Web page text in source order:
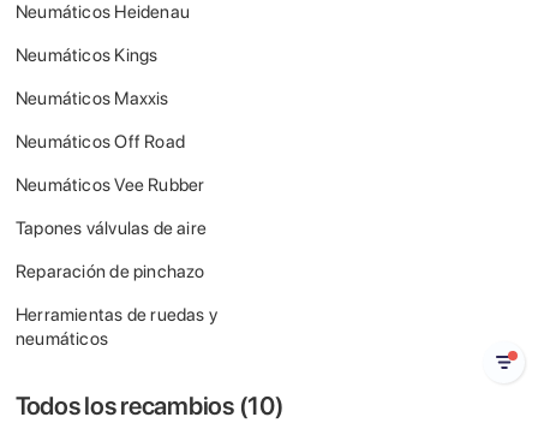
Neumáticos Heidenau
Neumáticos Kings
Neumáticos Maxxis
Neumáticos Off Road
Neumáticos Vee Rubber
Tapones válvulas de aire
Reparación de pinchazo
Herramientas de ruedas y
neumáticos
Todos los recambios (10)